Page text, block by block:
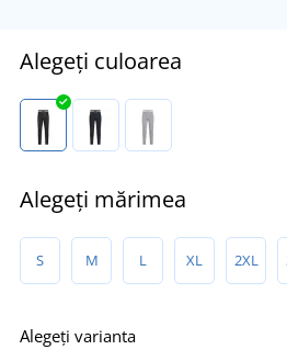
Alegeți culoarea
Alegeți mărimea
S M L XL 2XL
Alegeți varianta